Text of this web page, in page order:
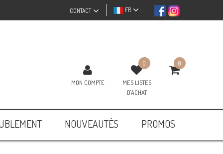
FR
CONTACT
MON COMPTE
0
MES LISTES
D'ACHAT
0
NOUVEAUTÉS PROMOS